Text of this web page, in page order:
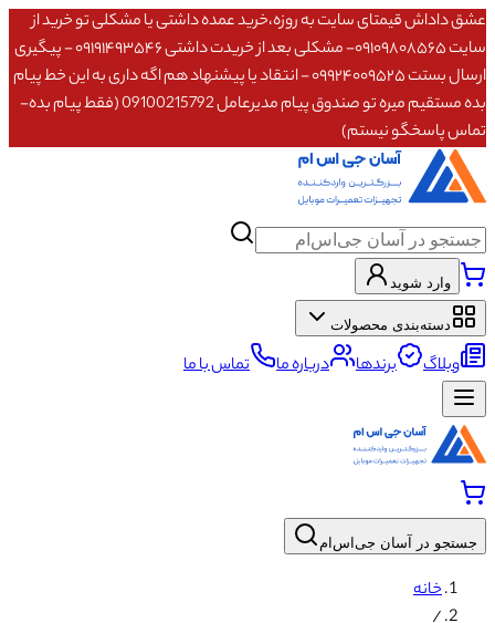
عشق داداش قیمتای سایت به روزه،خرید عمده داشتی یا مشکلی تو خرید از
سایت ۰۹۱۰۹۸۰۸۵۶۵- مشکلی بعد از خریدت داشتی ۰۹۱۹۱۴۹۳۵۴۶ - پیگیری
ارسال بستت ۰۹۹۲۴۰۰۹۵۲۵ - انتقاد یا پیشنهاد هم اگه داری به این خط پیام
بده مستقیم میره تو صندوق پیام مدیرعامل 09100215792 (فقط پیام بده-
تماس پاسخگو نیستم)
وارد شوید
دسته‌بندی محصولات
وبلاگ برندها درباره ما تماس با ما
جستجو در آسان جی‌اس‌ام
خانه